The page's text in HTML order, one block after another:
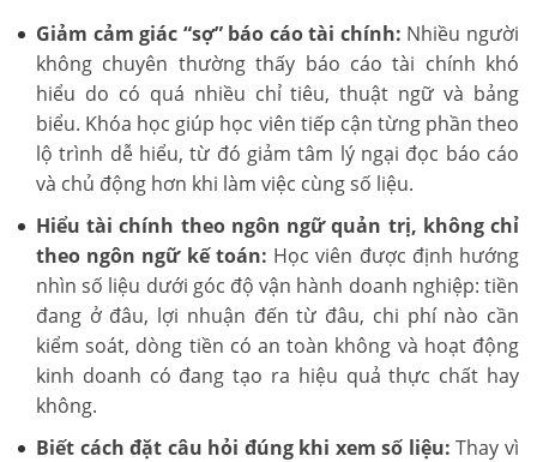
Giảm cảm giác “sợ” báo cáo tài chính: Nhiều người
không chuyên thường thấy báo cáo tài chính khó
hiểu do có quá nhiều chỉ tiêu, thuật ngữ và bảng
biểu. Khóa học giúp học viên tiếp cận từng phần theo
lộ trình dễ hiểu, từ đó giảm tâm lý ngại đọc báo cáo
và chủ động hơn khi làm việc cùng số liệu.
Hiểu tài chính theo ngôn ngữ quản trị, không chỉ
theo ngôn ngữ kế toán: Học viên được định hướng
nhìn số liệu dưới góc độ vận hành doanh nghiệp: tiền
đang ở đâu, lợi nhuận đến từ đâu, chi phí nào cần
kiểm soát, dòng tiền có an toàn không và hoạt động
kinh doanh có đang tạo ra hiệu quả thực chất hay
không.
Biết cách đặt câu hỏi đúng khi xem số liệu: Thay vì